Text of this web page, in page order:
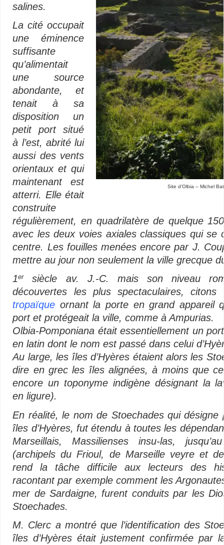
Site d’Olbia – Michel
salines.
La cité occupait
une éminence
suffisante
qu’alimentait
une source
abondante, et
tenait à sa
disposition un
petit port situé
à l’est, abrité lui
aussi des vents
orientaux et qui
maintenant est
atterri. Elle était
construite
régulièrement, en quadrilatère de quelque
avec les deux voies axiales classiques qui se
centre. Les fouilles menées encore par J.
mettre au jour non seulement la ville grecque
1ersiècle av. J.-C. mais son niveau
découvertes les plus spectaculaires,
tropaïque ornant la porte en grand appareil
port et protégeait la ville, comme à Ampurias.
Olbia-Pomponiana était essentiellement un
en latin dont le nom est passé dans celui
Au large, les îles d’Hyères étaient alors les
dire en grec les îles alignées, à moins que
encore un toponyme indigène désignant la
en ligure).
En réalité, le nom de Stoechades qui désigne
îles d’Hyères, fut étendu à toutes les
Marseillais, Massilienses insu-las,
(archipels du Frioul, de Marseil­le veyre et
rend la tâche difficile aux lecteurs des
racontant par exemple comment les
mer de Sardaigne, furent conduits par les
Stoechades.
M. Clerc a montré que l’identification des
îles d’Hyères était justement confirmée par